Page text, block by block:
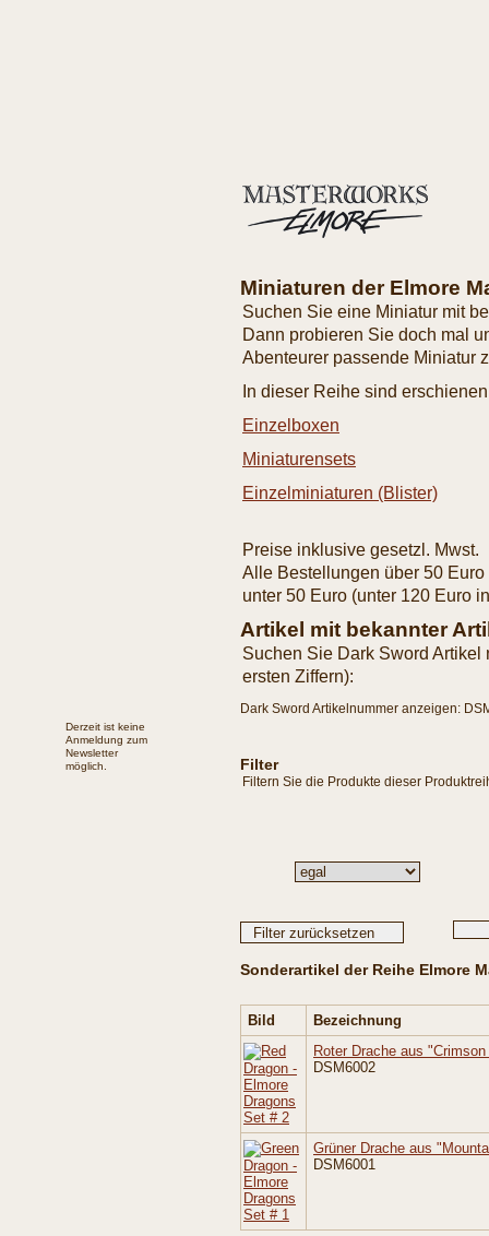
Miniaturen der Elmore
Suchen Sie eine Miniatur mit
Dann probieren Sie doch mal
Abenteurer passende Miniatur
In dieser Reihe sind
Einzelboxen
Miniaturensets
Einzelminiaturen (Blister)
Preise inklusive gesetzl. Mwst.
Alle Bestellungen über 50
unter 50 Euro (unter 120 Euro
Artikel mit bekannter
Suchen Sie Dark Sword
ersten Ziffern):
Dark Sword Artikelnummer anzeigen:
Filter
Filtern Sie die Produkte dieser
Sonderartikel der Reihe Elmore
Bild
Bezeichnung
Roter Drache aus
DSM6002
Grüner Drache aus
DSM6001
Derzeit ist keine
Anmeldung zum
Newsletter
möglich.